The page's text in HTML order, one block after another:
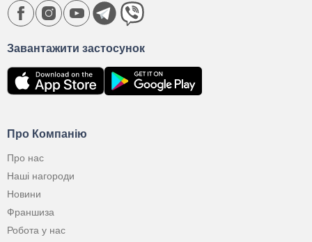
Про Компанію
Про нас
Наші нагороди
Новини
Франшиза
Робота у нас
Завантажити застосунок